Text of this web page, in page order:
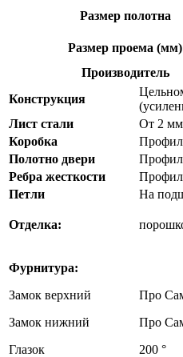
Размер полотна
Размер проема (мм)
Производитель
Конструкция
Лист стали
От 2 мм
Коробка
Полотно двери
Ребра жесткости
Петли
На
Отделка:
Фурнитура:
Замок верхний
Замок нижний
Глазок
Про
Про
200 °